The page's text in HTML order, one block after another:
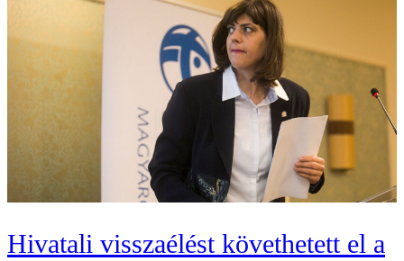
Hivatali visszaélést követhetett el a